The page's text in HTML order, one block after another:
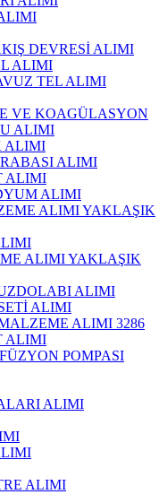
DEVRESİ ALIMI
ALIMI
TEL ALIMI
VE KOAGÜLASYON
ALIMI
ALIMI
ALIMI
ALIMI
ALIMI
ALIMI YAKLAŞIK
ALIMI YAKLAŞIK
ALIMI
ALIMI
ALIMI 3286
ALIMI
POMPASI
ALIMI
ALIMI